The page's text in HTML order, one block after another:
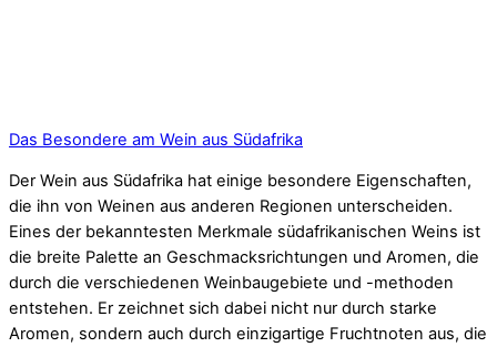
Das Besondere am Wein aus Südafrika
Der Wein aus Südafrika hat einige besondere Eigenschaften,
die ihn von Weinen aus anderen Regionen unterscheiden.
Eines der bekanntesten Merkmale südafrikanischen Weins ist
die breite Palette an Geschmacksrichtungen und Aromen, die
durch die verschiedenen Weinbaugebiete und -methoden
entstehen. Er zeichnet sich dabei nicht nur durch starke
Aromen, sondern auch durch einzigartige Fruchtnoten aus, die